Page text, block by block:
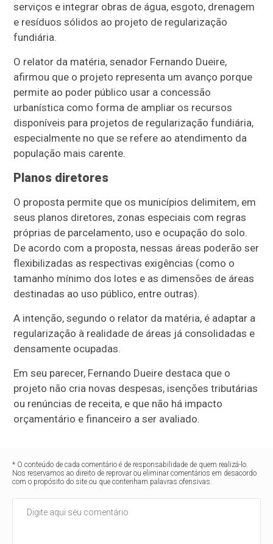
serviços e integrar obras de água, esgoto, drenagem
e resíduos sólidos ao projeto de regularização
fundiária.
O relator da matéria, senador Fernando Dueire,
afirmou que o projeto representa um avanço porque
permite ao poder público usar a concessão
urbanística como forma de ampliar os recursos
disponíveis para projetos de regularização fundiária,
especialmente no que se refere ao atendimento da
população mais carente.
Planos diretores
O proposta permite que os municípios delimitem, em
seus planos diretores, zonas especiais com regras
próprias de parcelamento, uso e ocupação do solo.
De acordo com a proposta, nessas áreas poderão ser
flexibilizadas as respectivas exigências (como o
tamanho mínimo dos lotes e as dimensões de áreas
destinadas ao uso público, entre outras).
A intenção, segundo o relator da matéria, é adaptar a
regularização à realidade de áreas já consolidadas e
densamente ocupadas.
Em seu parecer, Fernando Dueire destaca que o
projeto não cria novas despesas, isenções tributárias
ou renúncias de receita, e que não há impacto
orçamentário e financeiro a ser avaliado.
* O conteúdo de cada comentário é de responsabilidade de quem realizá-lo.
Nos reservamos ao direito de reprovar ou eliminar comentários em desacordo
com o propósito do site ou que contenham palavras ofensivas.